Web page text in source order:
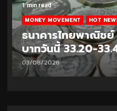
1 min read
MONEY MOVEMENT HOT
ธนาคารไทยพาณิชย์
บาทวันนี้ 33.20-
03/08/2026